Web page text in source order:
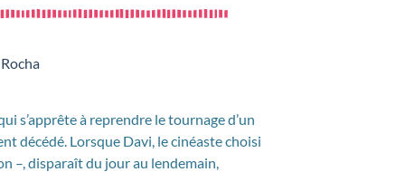
s’apprête à reprendre le tournage d’un
décédé. Lorsque Davi, le cinéaste choisi
–, disparaît du jour au lendemain,